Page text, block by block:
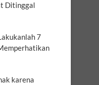
Ditinggal
7
karena